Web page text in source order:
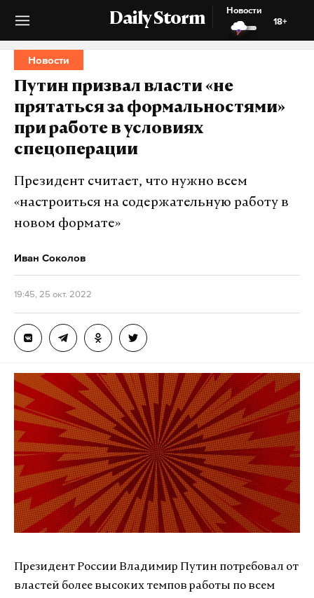
Daily Storm
Новости
18+
Новости
Путин призвал власти «не
прятаться за формальностями»
при работе в условиях
спецоперации
Президент считает, что нужно всем
«настроиться на содержательную работу в
новом формате»
Иван Соколов
19:45, 25 окт. 2022
Президент России Владимир Путин потребовал от
властей более высоких темпов работы по всем